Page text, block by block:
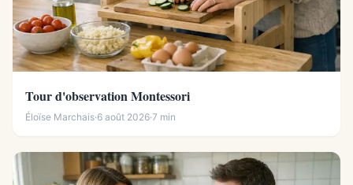
Tour d'observation Montessori
Éloïse Marchais·6 août 2026·7 min